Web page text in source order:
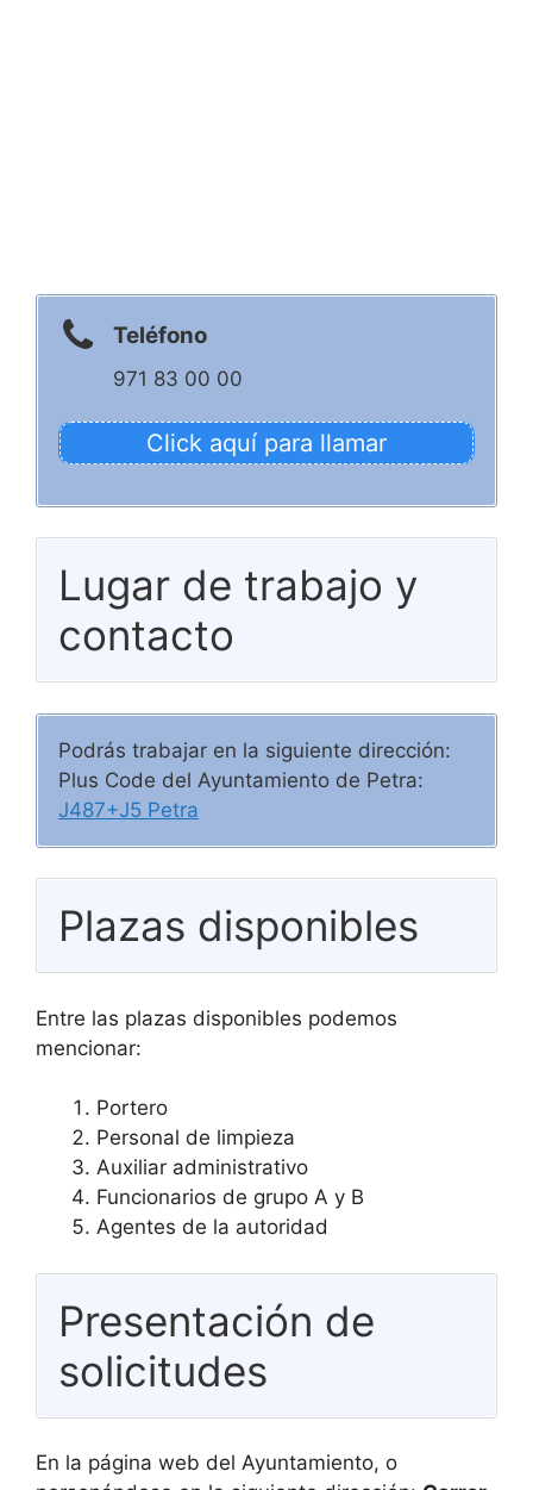
Teléfono
971 83 00 00
Click aquí para llamar
Lugar de trabajo y
contacto
Podrás trabajar en la siguiente dirección:
Plus Code del Ayuntamiento de Petra:
J487+J5 Petra
Plazas disponibles
Entre las plazas disponibles podemos
mencionar:
Portero
Personal de limpieza
Auxiliar administrativo
Funcionarios de grupo A y B
Agentes de la autoridad
Presentación de
solicitudes
En la página web del Ayuntamiento, o